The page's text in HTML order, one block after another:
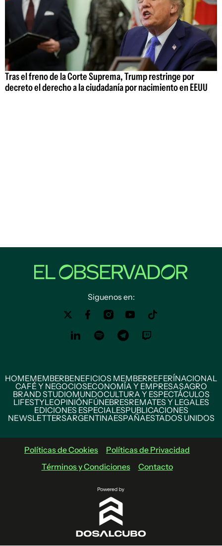
Tras el freno de la Corte Suprema, Trump restringe por
decreto el derecho a la ciudadanía por nacimiento en EEUU
Siguenos en:
HOMEMEMBERBENEFICIOS MEMBERREFERÍNACIONAL
CAFÉ Y NEGOCIOSECONOMÍA Y EMPRESASAGRO
BRAND STUDIOMUNDOCULTURA Y ESPECTÁCULOS
LIFESTYLEOPINIÓNFÚNEBRESREMATES Y LEGALES
EDICIONES ESPECIALESPUBLICACIONES
NEWSLETTERSARGENTINAESPAÑAESTADOS UNIDOS
Políticas de Cookies
Políticas de Privacidad
Términos y Condiciones
Contacto